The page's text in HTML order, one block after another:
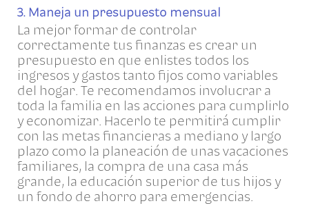
3. Maneja un presupuesto mensual
La mejor formar de controlar
correctamente tus finanzas es crear un
presupuesto en que enlistes todos los
ingresos y gastos tanto fijos como variables
del hogar. Te recomendamos involucrar a
toda la familia en las acciones para cumplirlo
y economizar. Hacerlo te permitirá cumplir
con las metas financieras a mediano y largo
plazo como la planeación de unas vacaciones
familiares, la compra de una casa más
grande, la educación superior de tus hijos y
un fondo de ahorro para emergencias.